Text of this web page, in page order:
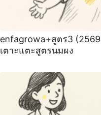
enfagrowa+สูตร3
เตาะแตะสูตรนมผง